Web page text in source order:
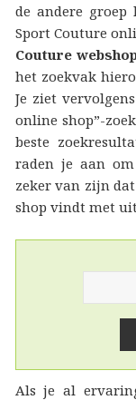
de andere
Sport Couture
Couture
het zoekvak
Je ziet
online shop”-
beste
raden je aan
zeker van zijn
shop vindt met
Als je al